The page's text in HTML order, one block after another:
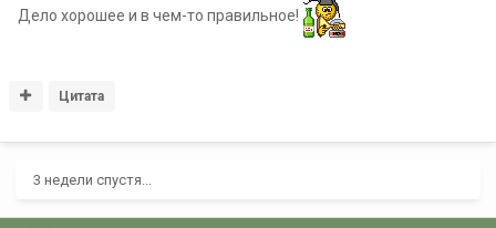
Дело хорошее и в чем-то правильное!
Цитата
3 недели спустя...